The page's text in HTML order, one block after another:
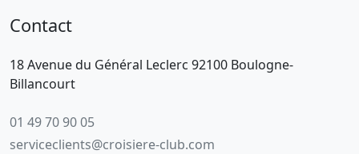
Contact
18 Avenue du Général Leclerc 92100 Boulogne-
Billancourt
01 49 70 90 05
serviceclients@croisiere-club.com